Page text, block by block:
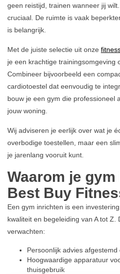
geen reistijd, trainen wanneer jij
cruciaal. De ruimte is vaak
is belangrijk.
Met de juiste selectie uit onze
je een krachtige trainingsomgeving
Combineer bijvoorbeeld een
cardiotoestel dat eenvoudig te
bouw je een gym die professioneel
jouw woning.
Wij adviseren je eerlijk over wat je
overbodige toestellen, maar een
je jarenlang vooruit kunt.
Waarom je
Best Buy
Een gym inrichten is een
kwaliteit en begeleiding van A tot Z.
verwachten:
Persoonlijk advies
Hoogwaardige apparatuur
thuisgebruik